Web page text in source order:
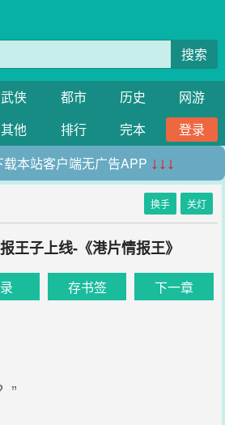
搜索
武侠 都市 历史
网游
其他 排行 完本
登录
本站客户端无广告APP ↓↓↓
换手 关灯
王子上线-《港片情报王》
存书签 下一章
”